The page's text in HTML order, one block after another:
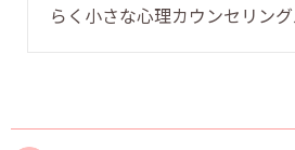
らく小さな心理カウンセリン